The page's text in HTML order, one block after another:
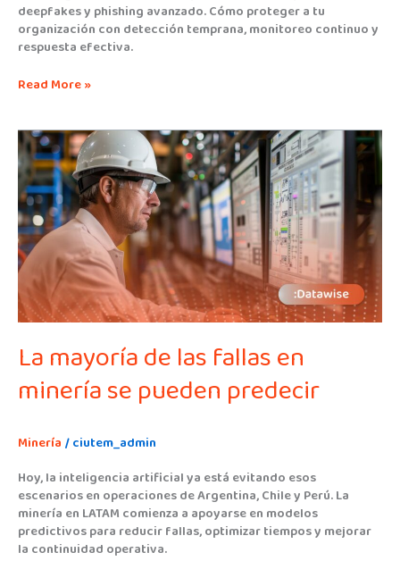
deepfakes y phishing avanzado. Cómo proteger a tu
organización con detección temprana, monitoreo continuo y
respuesta efectiva.
Read More »
La mayoría de las fallas en
minería se pueden predecir
Minería /ciutem_admin
Hoy, la inteligencia artificial ya está evitando esos
escenarios en operaciones de Argentina, Chile y Perú. La
minería en LATAM comienza a apoyarse en modelos
predictivos para reducir fallas, optimizar tiempos y mejorar
la continuidad operativa.
La
mayoría
de
las
fallas
en
minería
se
pueden
predecir